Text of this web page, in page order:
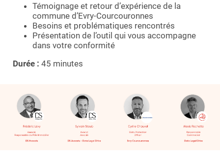
Témoignage et retour d’expérience de la
commune d’Evry-Courcouronnes
Besoins et problématiques rencontrés
Présentation de l’outil qui vous accompagne
dans votre conformité
Durée : 45 minutes